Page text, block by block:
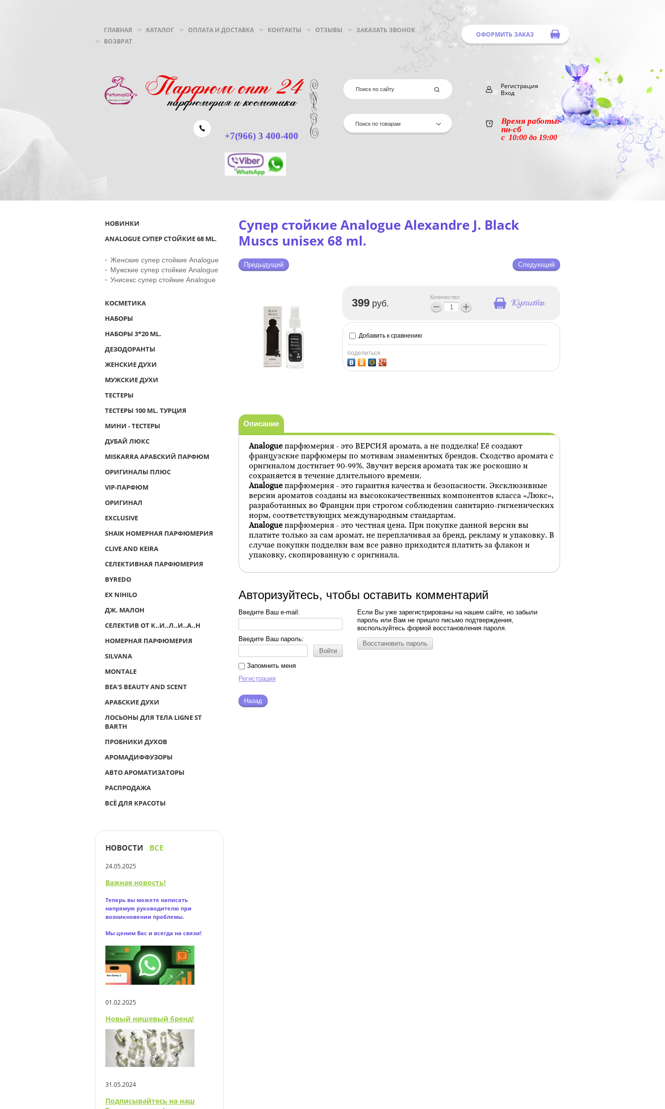
ГЛАВНАЯ КАТАЛОГ ОПЛАТА И ДОСТАВКА КОНТАКТЫ ОТЗЫВЫ
ЗАКАЗАТЬ ЗВОНОК
ВОЗВРАТ
ОФОРМИТЬ ЗАКАЗ
+7(966) 3 400-400
Поиск по товарам
Регистрация
Вход
Время работы:
пн-сб
с 10:00 до 19:00
Супер стойкие Analogue Alexandre J. Black
Muscs unisex 68 ml.
Предыдущий Следующий
399 руб.
Количество:
− +
Добавить к сравнению
поделиться
Описание
Analogue парфюмерия - это ВЕРСИЯ аромата, а не подделка! Её создают
французские парфюмеры по мотивам знаменитых брендов. Сходство аромата с
оригиналом достигает 90-99%. Звучит версия аромата так же роскошно и
сохраняется в течение длительного времени.
Analogue парфюмерия - это гарантия качества и безопасности. Эксклюзивные
версии ароматов созданы из высококачественных компонентов класса «Люкс»,
разработанных во Франции при строгом соблюдении санитарно-гигиенических
норм, соответствующих международным стандартам.
Analogue парфюмерия - это честная цена. При покупке данной версии вы
платите только за сам аромат, не переплачивая за бренд, рекламу и упаковку. В
случае покупки подделки вам все равно приходится платить за флакон и
упаковку, скопированную с оригинала.
Авторизуйтесь, чтобы оставить комментарий
Введите Ваш e-mail:
Введите Ваш пароль:
Войти
Запомнить меня
Регистрация
Если Вы уже зарегистрированы на нашем сайте, но забыли
пароль или Вам не пришло письмо подтверждения,
воспользуйтесь формой восстановления пароля.
Восстановить пароль
Назад
НОВИНКИ
ANALOGUE СУПЕР СТОЙКИЕ 68 ML.
Женские супер стойкие Analogue
Мужские супер стойкие Analogue
Унисекс супер стойкие Analogue
КОСМЕТИКА
НАБОРЫ
НАБОРЫ 3*20 ML.
ДЕЗОДОРАНТЫ
ЖЕНСКИЕ ДУХИ
МУЖСКИЕ ДУХИ
ТЕСТЕРЫ
ТЕСТЕРЫ 100 ML. ТУРЦИЯ
МИНИ - ТЕСТЕРЫ
ДУБАЙ ЛЮКС
MISKARRA АРАБСКИЙ ПАРФЮМ
ОРИГИНАЛЫ ПЛЮС
VIP-ПАРФЮМ
ОРИГИНАЛ
EXCLUSIVE
SHAIK НОМЕРНАЯ ПАРФЮМЕРИЯ
CLIVE AND KEIRA
СЕЛЕКТИВНАЯ ПАРФЮМЕРИЯ
BYREDO
EX NIHILO
ДЖ. МАЛОН
СЕЛЕКТИВ ОТ К..И..Л..И..А..Н
НОМЕРНАЯ ПАРФЮМЕРИЯ
SILVANA
MONTALE
BEA'S BEAUTY AND SCENT
АРАБСКИЕ ДУХИ
ЛОСЬОНЫ ДЛЯ ТЕЛА LIGNE ST
BARTH
ПРОБНИКИ ДУХОВ
АРОМАДИФФУЗОРЫ
АВТО АРОМАТИЗАТОРЫ
РАСПРОДАЖА
ВСЁ ДЛЯ КРАСОТЫ
НОВОСТИ ВСЕ
24.05.2025
Важная новость!
Теперь вы можете написать
напрямую руководителю при
возникновении проблемы.
Мы ценим Вас и всегда на связи!
01.02.2025
Новый нишевый бренд!
31.05.2024
Подписывайтесь на наш